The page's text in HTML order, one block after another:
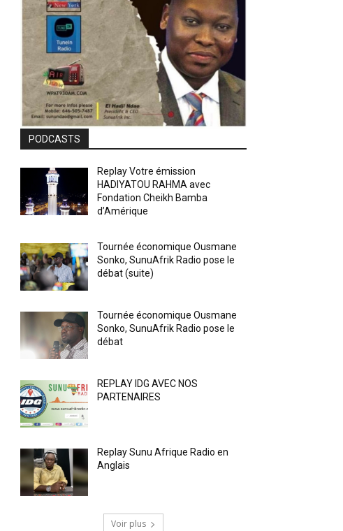
PODCASTS
Replay Votre émission
HADIYATOU RAHMA avec
Fondation Cheikh Bamba
d’Amérique
Tournée économique Ousmane
Sonko, SunuAfrik Radio pose le
débat (suite)
Tournée économique Ousmane
Sonko, SunuAfrik Radio pose le
débat
REPLAY IDG AVEC NOS
PARTENAIRES
Replay Sunu Afrique Radio en
Anglais
Voir plus